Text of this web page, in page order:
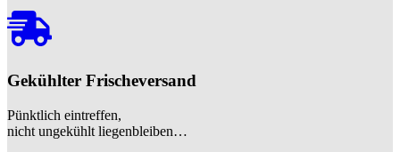
Gekühlter Frischeversand
Pünktlich eintreffen,
nicht ungekühlt liegenbleiben…